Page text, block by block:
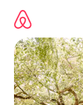
directement
contenu